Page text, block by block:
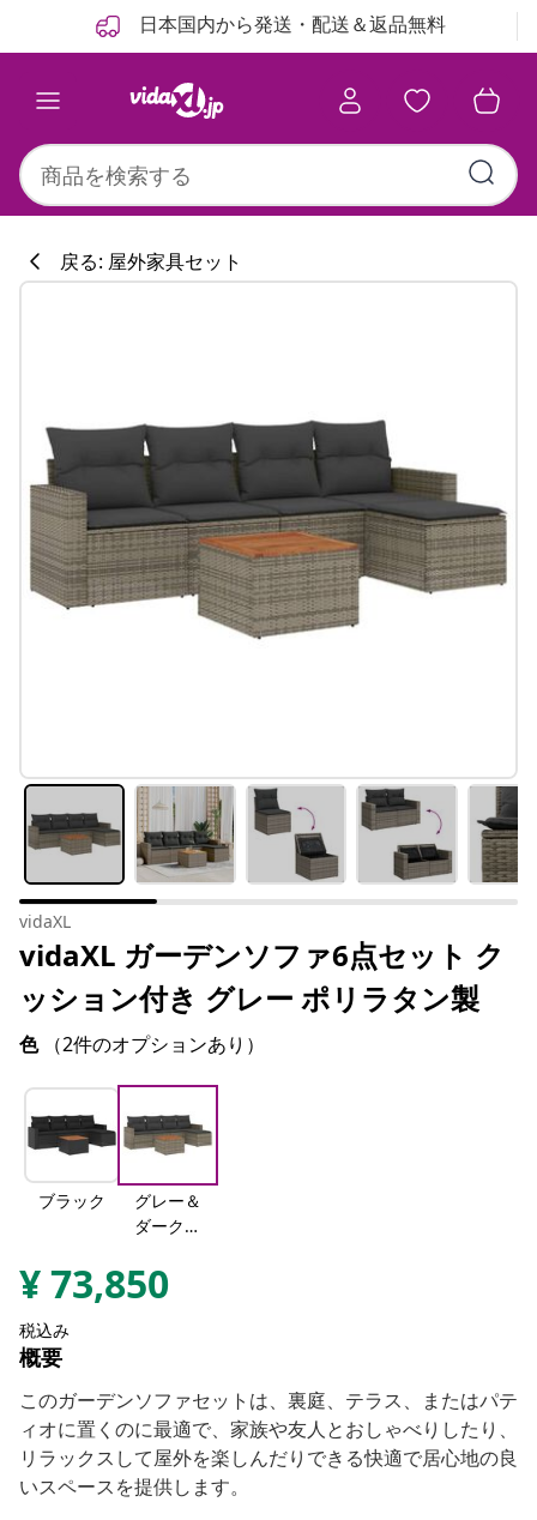
日本国内から発送・配送＆返品無料
戻る: 屋外家具セット
vidaXL
vidaXL ガーデンソファ6点セット ク
ッション付き グレー ポリラタン製
色 （2件のオプションあり）
ブラック
グレー＆
ダークグ
¥73,850
税込み
概要
このガーデンソファセットは、裏庭、テラス、またはパテ
ィオに置くのに最適で、家族や友人とおしゃべりしたり、
リラックスして屋外を楽しんだりできる快適で居心地の良
いスペースを提供します。